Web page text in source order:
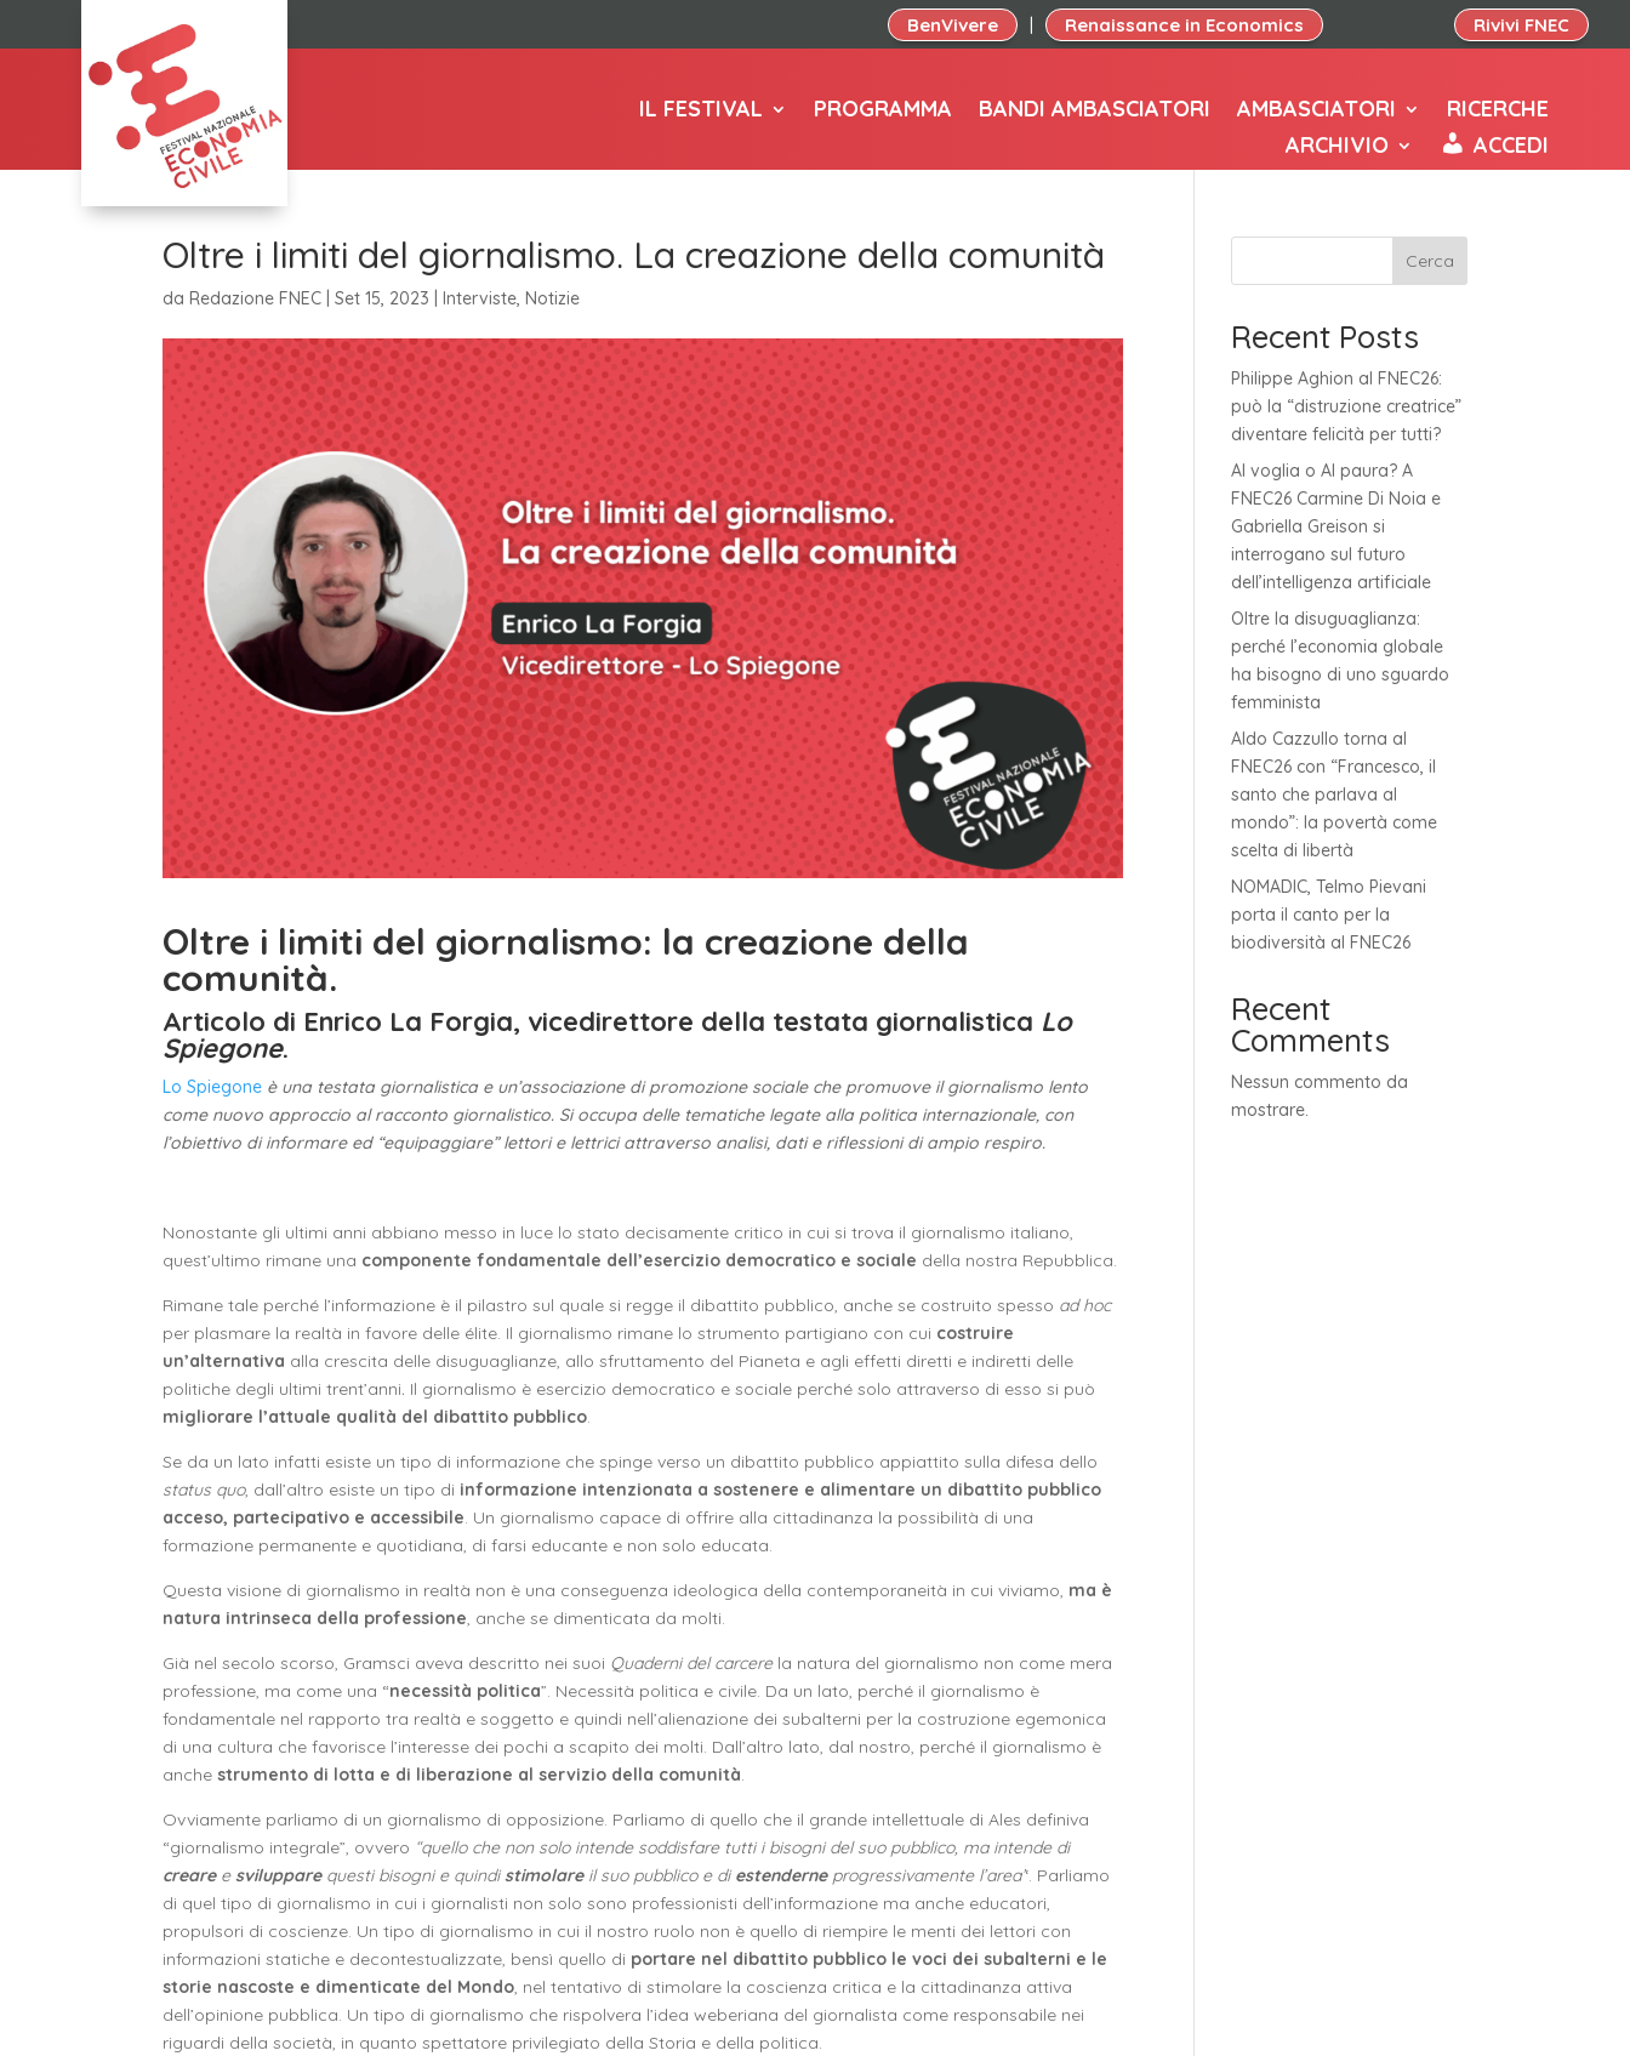
BenVivere Renaissance in Economics Rivivi FNEC
IL FESTIVAL PROGRAMMA BANDI AMBASCIATORI AMBASCIATORI
RICERCHE
ARCHIVIO
ACCEDI
Oltre i limiti del giornalismo. La creazione della comunità
daRedazione FNEC |Set 15, 2023 |Interviste,Notizie
Oltre i limiti del giornalismo: la creazione della
comunità.
Articolo di Enrico La Forgia, vicedirettore della testata giornalistica Lo
Spiegone.
Lo Spiegone è una testata giornalistica e un’associazione di promozione sociale che promuove il giornalismo lento
come nuovo approccio al racconto giornalistico. Si occupa delle tematiche legate alla politica internazionale, con
l’obiettivo di informare ed “equipaggiare” lettori e lettrici attraverso analisi, dati e riflessioni di ampio respiro.
Nonostante gli ultimi anni abbiano messo in luce lo stato decisamente critico in cui si trova il giornalismo italiano,
quest’ultimo rimane una componente fondamentale dell’esercizio democratico e sociale della nostra Repubblica.
Rimane tale perché l’informazione è il pilastro sul quale si regge il dibattito pubblico, anche se costruito spesso ad hoc
per plasmare la realtà in favore delle élite. Il giornalismo rimane lo strumento partigiano con cui costruire
un’alternativa alla crescita delle disuguaglianze, allo sfruttamento del Pianeta e agli effetti diretti e indiretti delle
politiche degli ultimi trent’anni. Il giornalismo è esercizio democratico e sociale perché solo attraverso di esso si può
migliorare l’attuale qualità del dibattito pubblico.
Se da un lato infatti esiste un tipo di informazione che spinge verso un dibattito pubblico appiattito sulla difesa dello
status quo, dall’altro esiste un tipo di informazione intenzionata a sostenere e alimentare un dibattito pubblico
acceso, partecipativo e accessibile. Un giornalismo capace di offrire alla cittadinanza la possibilità di una
formazione permanente e quotidiana, di farsi educante e non solo educata.
Questa visione di giornalismo in realtà non è una conseguenza ideologica della contemporaneità in cui viviamo, ma è
natura intrinseca della professione, anche se dimenticata da molti.
Già nel secolo scorso, Gramsci aveva descritto nei suoi Quaderni del carcerela natura del giornalismo non come mera
professione, ma come una “necessità politica”. Necessità politica e civile. Da un lato, perché il giornalismo è
fondamentale nel rapporto tra realtà e soggetto e quindi nell’alienazione dei subalterni per la costruzione egemonica
di una cultura che favorisce l’interesse dei pochi a scapito dei molti. Dall’altro lato, dal nostro, perché il giornalismo è
anchestrumento di lotta e di liberazione al servizio della comunità.
Ovviamente parliamo di un giornalismo di opposizione. Parliamo di quello che il grande intellettuale di Ales definiva
“giornalismo integrale”, ovvero “quello che non solo intende soddisfare tutti i bisogni del suo pubblico, ma intende di
creareesvilupparequesti bisogni e quindistimolareil suo pubblico e di estenderneprogressivamente l’area’‘. Parliamo
di quel tipo di giornalismo in cui i giornalisti non solo sono professionisti dell’informazione ma anche educatori,
propulsori di coscienze. Un tipo di giornalismo in cui il nostro ruolo non è quello di riempire le menti dei lettori con
informazioni statiche e decontestualizzate, bensì quello di portare nel dibattito pubblico le voci dei subalterni e le
storie nascoste e dimenticate del Mondo, nel tentativo di stimolare la coscienza critica e la cittadinanza attiva
dell’opinione pubblica. Un tipo di giornalismo che rispolvera l’idea weberiana del giornalista come responsabile nei
riguardi della società, in quanto spettatore privilegiato della Storia e della politica.
Cerca
Recent Posts
Philippe Aghion al FNEC26:
può la “distruzione creatrice”
diventare felicità per tutti?
AI voglia o AI paura? A
FNEC26 Carmine Di Noia e
Gabriella Greison si
interrogano sul futuro
dell’intelligenza artificiale
Oltre la disuguaglianza:
perché l’economia globale
ha bisogno di uno sguardo
femminista
Aldo Cazzullo torna al
FNEC26 con “Francesco, il
santo che parlava al
mondo”: la povertà come
scelta di libertà
NOMADIC, Telmo Pievani
porta il canto per la
biodiversità al FNEC26
Recent
Comments
Nessun commento da
mostrare.